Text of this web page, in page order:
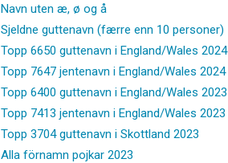
Navn uten æ, ø og å
Sjeldne guttenavn (færre enn 10 personer)
Topp 6650 guttenavn i England/Wales 2024
Topp 7647 jentenavn i England/Wales 2024
Topp 6400 guttenavn i England/Wales 2023
Topp 7413 jentenavn i England/Wales 2023
Topp 3704 guttenavn i Skottland 2023
Alla förnamn pojkar 2023